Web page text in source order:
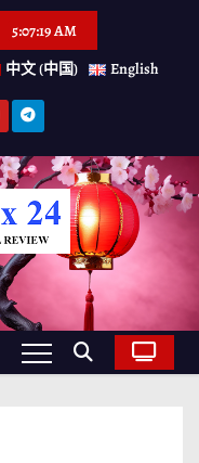
5:07:19 AM
中文 (中国) English